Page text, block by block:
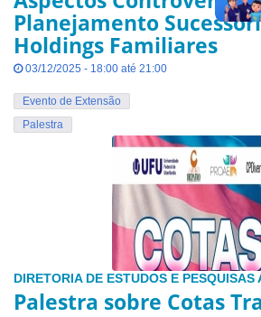
Planejamento
Holdings Familiares
03/12/2025 - 18:00 até 21:00
Evento de Extensão
Palestra
DIRETORIA DE ESTUDOS E PESQUISAS
Palestra sobre Cotas